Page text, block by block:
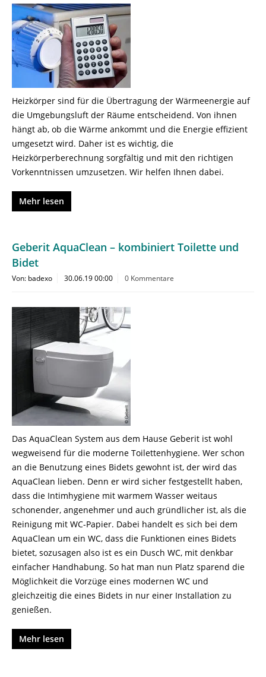
Heizkörper sind für die Übertragung der Wärmeenergie auf
die Umgebungsluft der Räume entscheidend. Von ihnen
hängt ab, ob die Wärme ankommt und die Energie effizient
umgesetzt wird. Daher ist es wichtig, die
Heizkörperberechnung sorgfältig und mit den richtigen
Vorkenntnissen umzusetzen. Wir helfen Ihnen dabei.
Mehr lesen
Geberit AquaClean – kombiniert Toilette und
Bidet
Von: badexo 30.06.19 00:00 0 Kommentare
Das AquaClean System aus dem Hause Geberit ist wohl
wegweisend für die moderne Toilettenhygiene. Wer schon
an die Benutzung eines Bidets gewohnt ist, der wird das
AquaClean lieben. Denn er wird sicher festgestellt haben,
dass die Intimhygiene mit warmem Wasser weitaus
schonender, angenehmer und auch gründlicher ist, als die
Reinigung mit WC-Papier. Dabei handelt es sich bei dem
AquaClean um ein WC, dass die Funktionen eines Bidets
bietet, sozusagen also ist es ein Dusch WC, mit denkbar
einfacher Handhabung. So hat man nun Platz sparend die
Möglichkeit die Vorzüge eines modernen WC und
gleichzeitig die eines Bidets in nur einer Installation zu
genießen.
Mehr lesen